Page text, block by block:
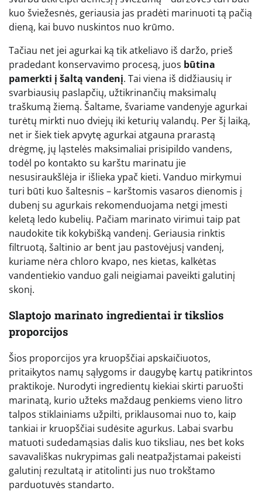
kuo šviežesnės, geriausia jas pradėti marinuoti tą pačią
dieną, kai buvo nuskintos nuo krūmo.
Tačiau net jei agurkai ką tik atkeliavo iš daržo, prieš
pradedant konservavimo procesą, juos būtina
pamerkti į šaltą vandenį. Tai viena iš didžiausių ir
svarbiausių paslapčių, užtikrinančių maksimalų
traškumą žiemą. Šaltame, švariame vandenyje agurkai
turėtų mirkti nuo dviejų iki keturių valandų. Per šį laiką,
net ir šiek tiek apvytę agurkai atgauna prarastą
drėgmę, jų ląstelės maksimaliai prisipildo vandens,
todėl po kontakto su karštu marinatu jie
nesusiraukšlėja ir išlieka ypač kieti. Vanduo mirkymui
turi būti kuo šaltesnis – karštomis vasaros dienomis į
dubenį su agurkais rekomenduojama netgi įmesti
keletą ledo kubelių. Pačiam marinato virimui taip pat
naudokite tik kokybišką vandenį. Geriausia rinktis
filtruotą, šaltinio ar bent jau pastovėjusį vandenį,
kuriame nėra chloro kvapo, nes kietas, kalkėtas
vandentiekio vanduo gali neigiamai paveikti galutinį
skonį.
Slaptojo marinato ingredientai ir tikslios
proporcijos
Šios proporcijos yra kruopščiai apskaičiuotos,
pritaikytos namų sąlygoms ir daugybę kartų patikrintos
praktikoje. Nurodyti ingredientų kiekiai skirti paruošti
marinatą, kurio užteks maždaug penkiems vieno litro
talpos stiklainiams užpilti, priklausomai nuo to, kaip
tankiai ir kruopščiai sudėsite agurkus. Labai svarbu
matuoti sudedamąsias dalis kuo tiksliau, nes bet koks
savavališkas nukrypimas gali neatpažįstamai pakeisti
galutinį rezultatą ir atitolinti jus nuo trokštamo
parduotuvės standarto.